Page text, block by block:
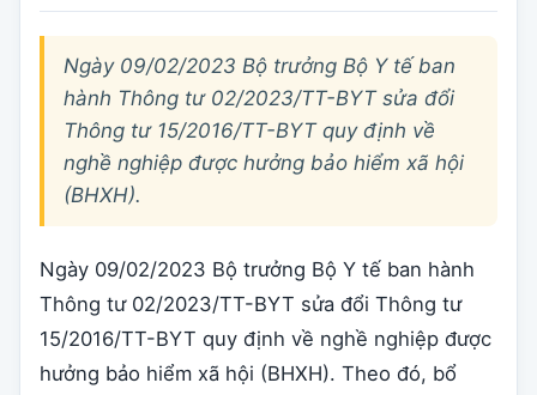
Ngày 09/02/2023 Bộ trưởng Bộ Y tế ban
hành Thông tư 02/2023/TT-BYT sửa đổi
Thông tư 15/2016/TT-BYT quy định về
nghề nghiệp được hưởng bảo hiểm xã hội
(BHXH).
Ngày 09/02/2023 Bộ trưởng Bộ Y tế ban hành
Thông tư 02/2023/TT-BYT sửa đổi Thông tư
15/2016/TT-BYT quy định về nghề nghiệp được
hưởng bảo hiểm xã hội (BHXH). Theo đó, bổ